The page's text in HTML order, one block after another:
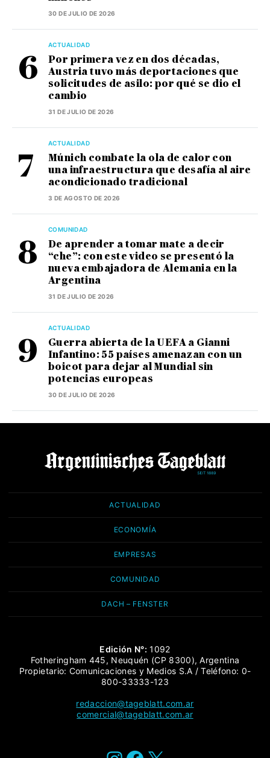
30 DE JULIO DE 2026
ACTUALIDAD
Por primera vez en dos décadas,
Austria tuvo más deportaciones que
solicitudes de asilo: por qué se dio el
cambio
31 DE JULIO DE 2026
ACTUALIDAD
Múnich combate la ola de calor con
una infraestructura que desafía al aire
acondicionado tradicional
3 DE AGOSTO DE 2026
COMUNIDAD
De aprender a tomar mate a decir
“che”: con este video se presentó la
nueva embajadora de Alemania en la
Argentina
31 DE JULIO DE 2026
ACTUALIDAD
Guerra abierta de la UEFA a Gianni
Infantino: 55 países amenazan con un
boicot para dejar al Mundial sin
potencias europeas
30 DE JULIO DE 2026
ACTUALIDAD
ECONOMÍA
EMPRESAS
COMUNIDAD
DACH – FENSTER
Edición N°: 1092
Fotheringham 445, Neuquén (CP 8300), Argentina
Propietario: Comunicaciones y Medios S.A / Teléfono: 0-
800-33333-123
redaccion@tageblatt.com.ar
comercial@tageblatt.com.ar